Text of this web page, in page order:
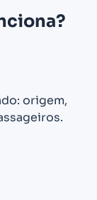
origem,